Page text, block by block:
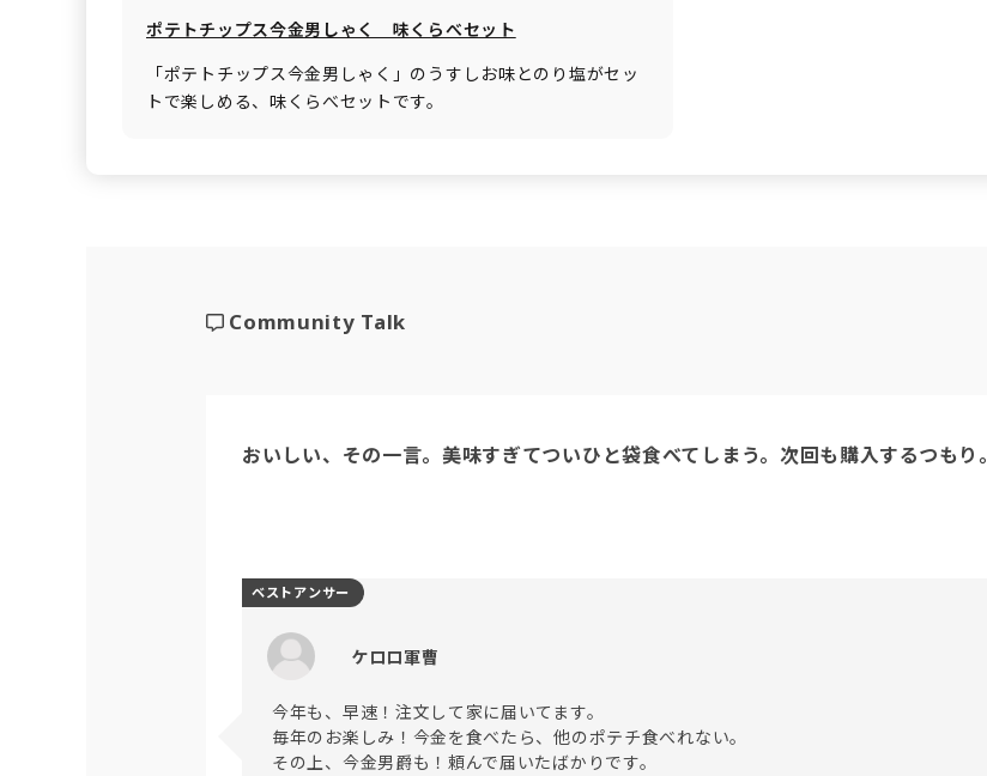
ポテトチップス今金男しゃく 味くらべセット
「ポテトチップス今金男しゃく」のうすしお味とのり塩がセッ
トで楽しめる、味くらべセットです。
Community Talk
おいしい、その一言。美味すぎてついひと袋食べてしまう。次回も購入するつもり。
ケロロ軍曹
今年も、早速！注文して家に届いてます。
毎年のお楽しみ！今金を食べたら、他のポテチ食べれない。
その上、今金男爵も！頼んで届いたばかりです。
ベストアンサー